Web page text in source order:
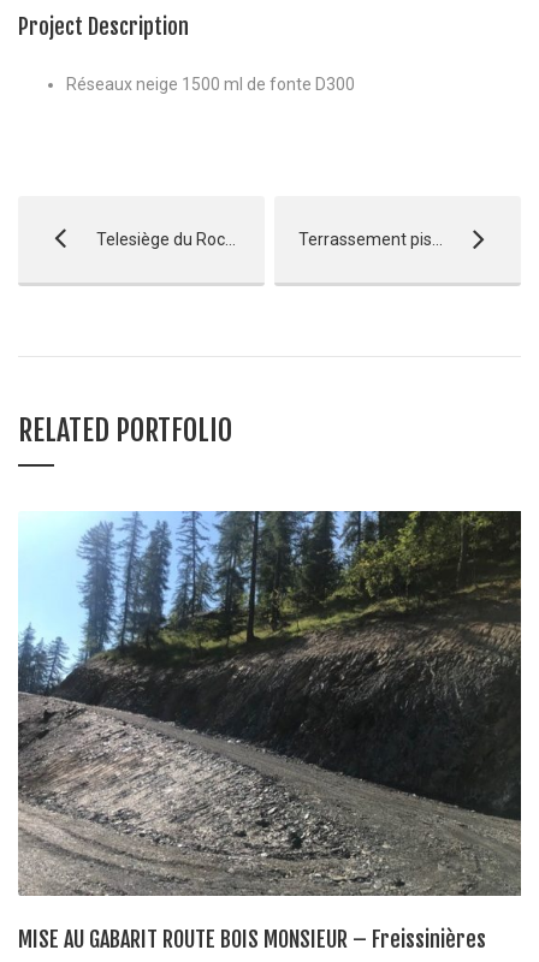
Project Description
Réseaux neige 1500 ml de fonte D300
Telesiège du Rocher Blanc – Croix de la Nore – Serre Chevalier Terrassement piste du Chalvet – Montgenevre
RELATED PORTFOLIO
MISE AU GABARIT ROUTE BOIS MONSIEUR – Freissinières